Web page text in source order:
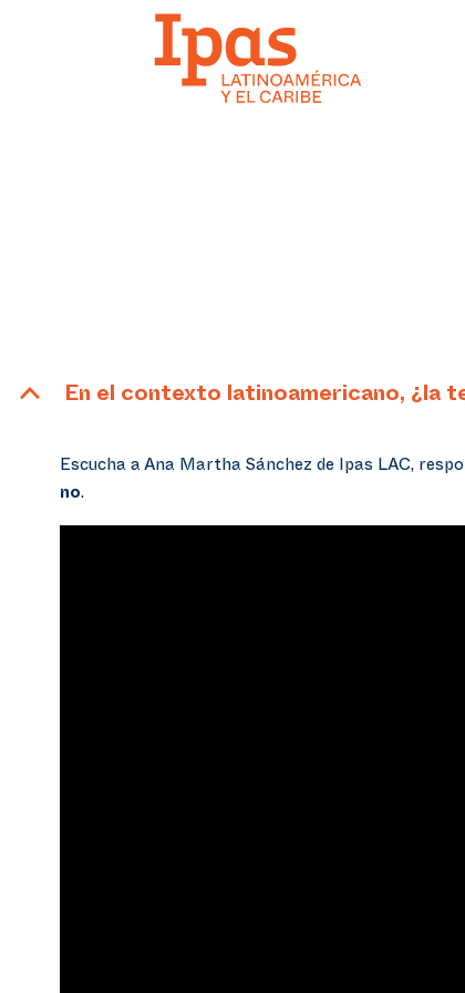
B En el contexto latinoamericano, ¿la
Escucha a Ana Martha Sánchez de Ipas LAC,
no.